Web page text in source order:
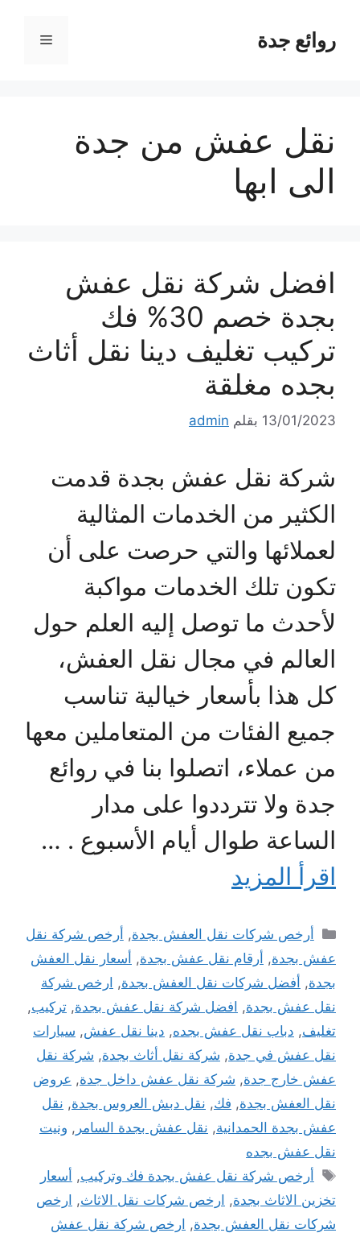
المحتوىروائع جدة القائمة
نقل عفش من جدة
الى ابها
افضل شركة نقل عفش
بجدة خصم 30% فك
تركيب تغليف دينا نقل أثاث
بجده مغلقة
13/01/2023 بقلم admin
شركة نقل عفش بجدة قدمت
الكثير من الخدمات المثالية
لعملائها والتي حرصت على أن
تكون تلك الخدمات مواكبة
لأحدث ما توصل إليه العلم حول
العالم في مجال نقل العفش،
كل هذا بأسعار خيالية تناسب
جميع الفئات من المتعاملين معها
من عملاء، اتصلوا بنا في روائع
جدة ولا تترددوا على مدار
الساعة طوال أيام الأسبوع . …
اقرأ المزيد
التصنيفات
أرخص شركات نقل العفش بجدة, أرخص شركة نقل
عفش بجدة, أرقام نقل عفش بجدة, أسعار نقل العفش
بجدة, أفضل شركات نقل العفش بجدة, ارخص شركة
نقل عفش بجدة, افضل شركة نقل عفش بجدة, تركيب,
تغليف, دباب نقل عفش بجده, دينا نقل عفش, سيارات
نقل عفش في جدة, شركة نقل أثاث بجدة, شركة نقل
عفش خارج جدة, شركة نقل عفش داخل جدة, عروض
نقل العفش بجدة, فك, نقل دبش العروس بجدة, نقل
عفش بجدة الحمدانية, نقل عفش بجدة السامر , ونيت
نقل عفش بجده
الوسوم
أرخص شركة نقل عفش بجدة فك وتركيب, أسعار
تخزين الاثاث بجدة, ارخص شركات نقل الاثاث, ارخص
شركات نقل العفش بجدة, ارخص شركة نقل عفش